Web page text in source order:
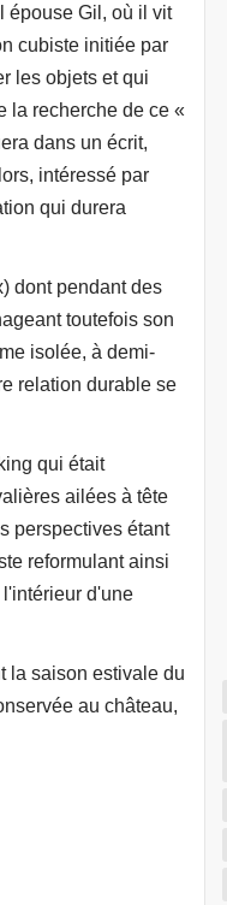
épouse Gil, où il vit
cubiste initiée par
les objets et qui
la recherche de ce «
dans un écrit,
intéressé par
qui durera
dont pendant des
toutefois son
isolée, à demi-
relation durable se
qui était
ailées à tête
perspectives étant
reformulant ainsi
d'une
la saison estivale du
au château,